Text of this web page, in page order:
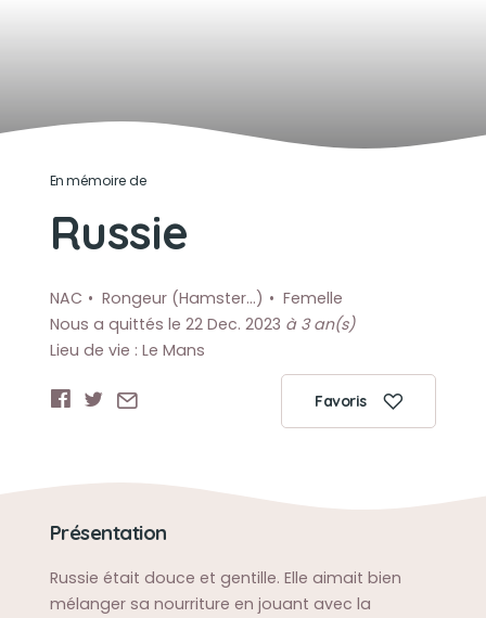
En mémoire de
Russie
NAC Rongeur (Hamster…)
Femelle
Nous a quittés le 22 Dec. 2023 à 3 an(s)
Lieu de vie : Le Mans
Favoris
Présentation
Russie était douce et gentille. Elle aimait bien
mélanger sa nourriture en jouant avec la